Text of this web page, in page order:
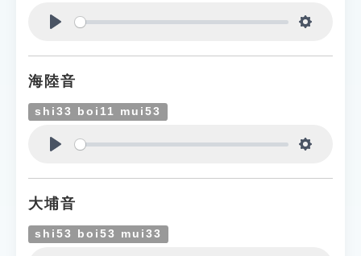
貓頭鷹博士
海陸音
shi33 boi11 mui53
大埔音
shi53 boi53 mui33